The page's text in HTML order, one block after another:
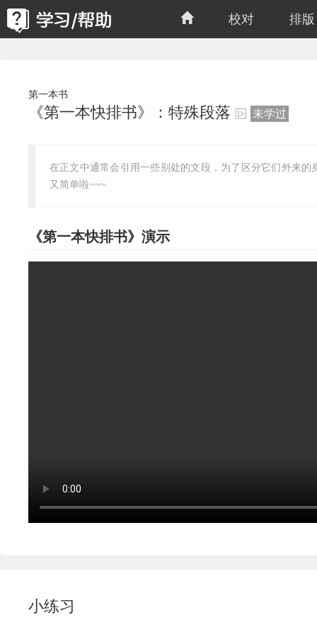
校对 排版
第一本书
《第一本快排书》：特殊段落 未学过
在正文中通常会引用一些别处的文段，为了区分它们外来
又简单啦~~~
《第一本快排书》演示
小练习